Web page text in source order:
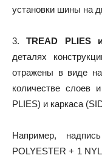
установки шины на
3.TREAD PLIES
деталях
отражены в виде
количестве слоев
PLIES) и каркаса
Например,
POLYESTER + 1